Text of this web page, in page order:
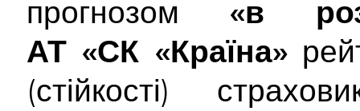
прогнозом «в
АТ «СК «Країна»
(стійкості)